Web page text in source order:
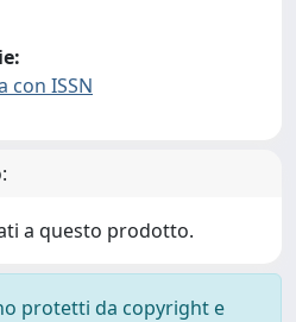
con ISSN
a questo prodotto.
protetti da copyright e